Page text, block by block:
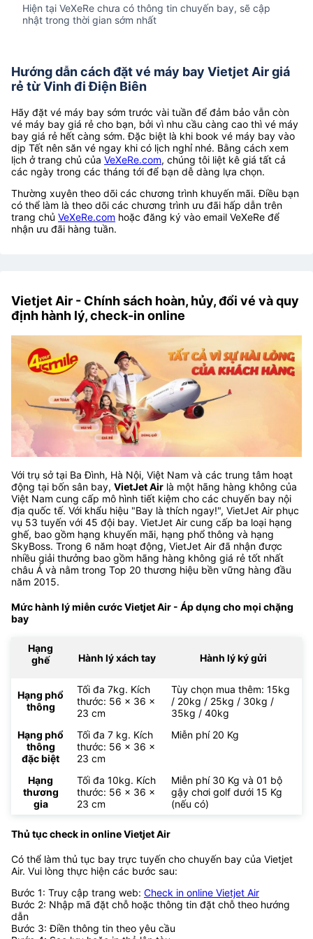
Hiện tại VeXeRe chưa có thông tin chuyến bay, sẽ cập
nhật trong thời gian sớm nhất
Hướng dẫn cách đặt vé máy bay Vietjet Air giá
rẻ từ Vinh đi Điện Biên
Hãy đặt vé máy bay sớm trước vài tuần để đảm bảo vẫn còn
vé máy bay giá rẻ cho bạn, bởi vì nhu cầu càng cao thì vé máy
bay giá rẻ hết càng sớm. Đặc biệt là khi book vé máy bay vào
dịp Tết nên săn vé ngay khi có lịch nghỉ nhé. Bằng cách xem
lịch ở trang chủ của VeXeRe.com, chúng tôi liệt kê giá tất cả
các ngày trong các tháng tới để bạn dễ dàng lựa chọn.
Thường xuyên theo dõi các chương trình khuyến mãi. Điều bạn
có thể làm là theo dõi các chương trình ưu đãi hấp dẫn trên
trang chủ VeXeRe.com hoặc đăng ký vào email VeXeRe để
nhận ưu đãi hàng tuần.
Vietjet Air - Chính sách hoàn, hủy, đổi vé và quy
định hành lý, check-in online
Với trụ sở tại Ba Đình, Hà Nội, Việt Nam và các trung tâm hoạt
động tại bốn sân bay, VietJet Air là một hãng hàng không của
Việt Nam cung cấp mô hình tiết kiệm cho các chuyến bay nội
địa quốc tế. Với khẩu hiệu "Bay là thích ngay!", VietJet Air phục
vụ 53 tuyến với 45 đội bay. VietJet Air cung cấp ba loại hạng
ghế, bao gồm hạng khuyến mãi, hạng phổ thông và hạng
SkyBoss. Trong 6 năm hoạt động, VietJet Air đã nhận được
nhiều giải thưởng bao gồm hãng hàng không giá rẻ tốt nhất
châu Á và nằm trong Top 20 thương hiệu bền vững hàng đầu
năm 2015.
Mức hành lý miễn cước Vietjet Air - Áp dụng cho mọi chặng
bay
Hạng
ghế
Hành lý xách tay Hành lý ký gửi
Hạng phổ
thông
Tối đa 7kg. Kích
thước: 56 x 36 x
23 cm
Tùy chọn mua thêm: 15kg
/ 20kg / 25kg / 30kg /
35kg / 40kg
Hạng phổ
thông
đặc biệt
Tối đa 7 kg. Kích
thước: 56 x 36 x
23 cm
Miễn phí 20 Kg
Hạng
thương
gia
Tối đa 10kg. Kích
thước: 56 x 36 x
23 cm
Miễn phí 30 Kg và 01 bộ
gậy chơi golf dưới 15 Kg
(nếu có)
Thủ tục check in online Vietjet Air
Có thể làm thủ tục bay trực tuyến cho chuyến bay của Vietjet
Air. Vui lòng thực hiện các bước sau:
Bước 1: Truy cập trang web: Check in online Vietjet Air
Bước 2: Nhập mã đặt chỗ hoặc thông tin đặt chỗ theo hướng
dẫn
Bước 3: Điền thông tin theo yêu cầu